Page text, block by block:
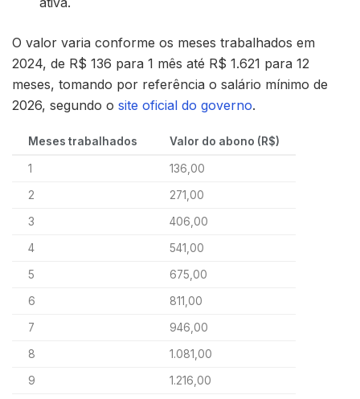
O valor varia conforme os meses trabalhados em
2024, de R$ 136 para 1 mês até R$ 1.621 para 12
meses, tomando por referência o salário mínimo de
2026, segundo o site oficial do governo.
Meses trabalhados Valor do abono (R$)
1 136,00
2 271,00
3 406,00
4 541,00
5 675,00
6 811,00
7 946,00
8 1.081,00
9 1.216,00